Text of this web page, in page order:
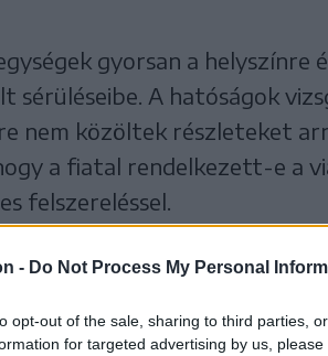
- Do Not Process My Personal
opt-out of the sale, sharing to third parties,
for targeted advertising by us,
gyorsan a helyszínre
sérüléseibe. A hatóságok
nem közöltek részleteket
a fiatal rendelkezett-e a
felszereléssel.